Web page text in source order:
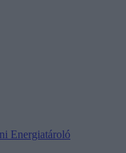
Energiatároló